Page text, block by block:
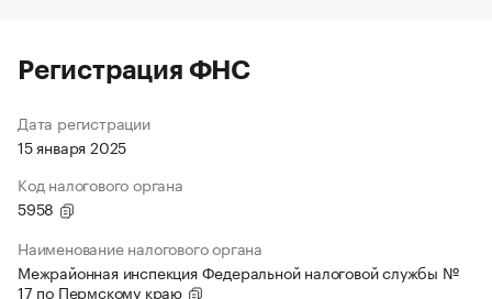
Регистрация ФНС
Дата регистрации
15 января 2025
Код налогового органа
5958
Наименование налогового органа
Межрайонная инспекция Федеральной налоговой службы №
17 по Пермскому краю